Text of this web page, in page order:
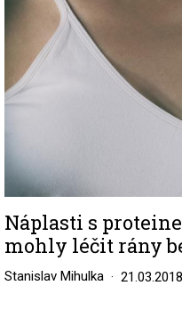
Náplasti s
mohly léčit rány
Stanislav Mihulka 21.03.2018